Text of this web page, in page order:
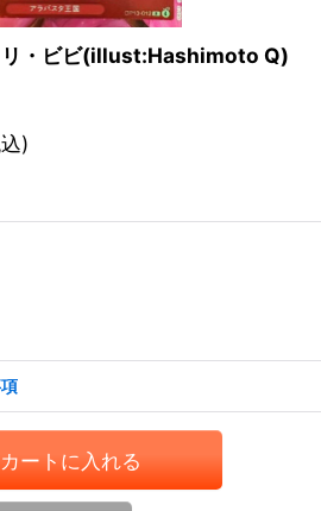
リ・ビビ(illust:Hashimoto Q)
)
カートに入れる